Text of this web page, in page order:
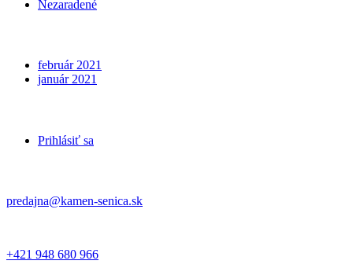
Nezaradené
február 2021
január 2021
Prihlásiť sa
predajna@kamen-senica.sk
+421 948 680 966